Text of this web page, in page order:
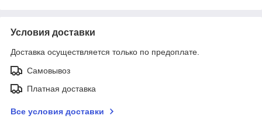
Условия доставки
Доставка осуществляется только по предоплате.
Самовывоз
Платная доставка
Все условия доставки